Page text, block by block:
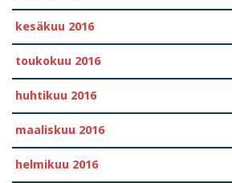
kesäkuu 2016
toukokuu 2016
huhtikuu 2016
maaliskuu 2016
helmikuu 2016